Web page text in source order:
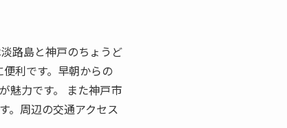
路島と神戸のちょうど
利です。早朝からの
魅力です。 また神戸市
。周辺の交通アクセス